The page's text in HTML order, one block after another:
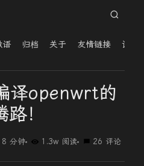
语 归档 关于 友情链接 读者
译openwrt的
！
8 分钟 1.3w 阅读 26 评论